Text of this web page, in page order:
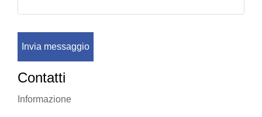
Invia messaggio
Contatti
Informazione